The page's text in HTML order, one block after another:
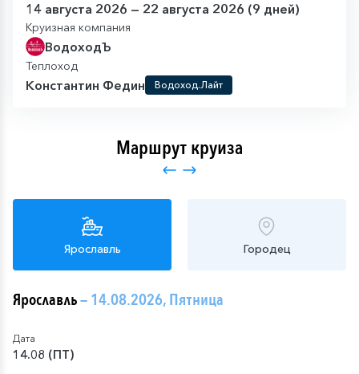
14 августа 2026 — 22 августа 2026 (9 дней)
Круизная компания
ВодоходЪ
Теплоход
Константин Федин Водоход.Лайт
Маршрут круиза
Ярославль Городец
Ярославль— 14.08.2026, Пятница
Дата
14.08 (ПТ)